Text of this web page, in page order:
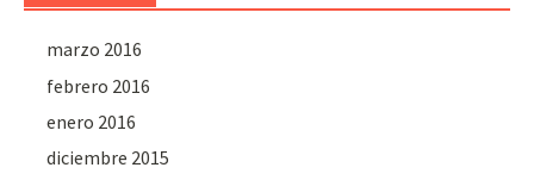
marzo 2016
febrero 2016
enero 2016
diciembre 2015